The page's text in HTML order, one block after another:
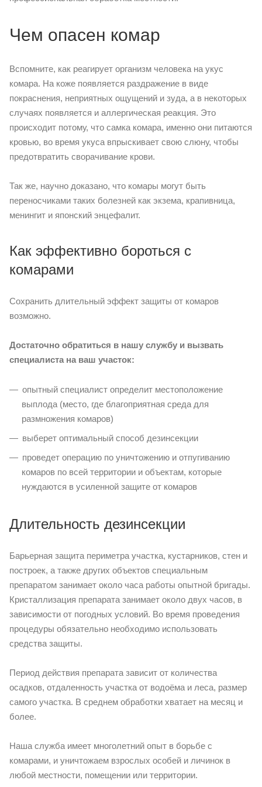
Чем опасен комар
Вспомните, как реагирует организм человека на укус
комара. На коже появляется раздражение в виде
покраснения, неприятных ощущений и зуда, а в некоторых
случаях появляется и аллергическая реакция. Это
происходит потому, что самка комара, именно они питаются
кровью, во время укуса впрыскивает свою слюну, чтобы
предотвратить сворачивание крови.
Так же, научно доказано, что комары могут быть
переносчиками таких болезней как экзема, крапивница,
менингит и японский энцефалит.
Как эффективно бороться с
комарами
Сохранить длительный эффект защиты от комаров
возможно.
Достаточно обратиться в нашу службу и вызвать
специалиста на ваш участок:
опытный специалист определит местоположение
выплода (место, где благоприятная среда для
размножения комаров)
выберет оптимальный способ дезинсекции
проведет операцию по уничтожению и отпугиванию
комаров по всей территории и объектам, которые
нуждаются в усиленной защите от комаров
Длительность дезинсекции
Барьерная защита периметра участка, кустарников, стен и
построек, а также других объектов специальным
препаратом занимает около часа работы опытной бригады.
Кристаллизация препарата занимает около двух часов, в
зависимости от погодных условий. Во время проведения
процедуры обязательно необходимо использовать
средства защиты.
Период действия препарата зависит от количества
осадков, отдаленность участка от водоёма и леса, размер
самого участка. В среднем обработки хватает на месяц и
более.
Наша служба имеет многолетний опыт в борьбе с
комарами, и уничтожаем взрослых особей и личинок в
любой местности, помещении или территории.